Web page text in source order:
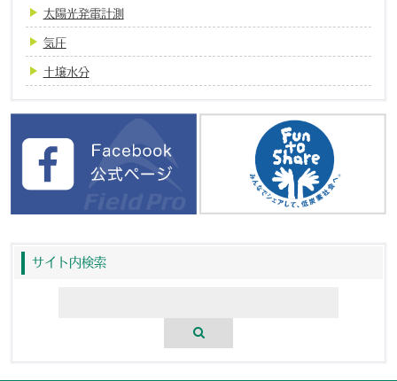
太陽光発電計測
気圧
土壌水分
サイト内検索